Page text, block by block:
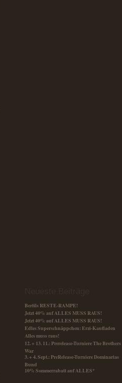
Bertils RESTE-RAMPE!
Jetzt 40% auf ALLES MUSS RAUS!
Jetzt 40% auf ALLES MUSS RAUS!
Edles Superschnäppchen: Erzi-Kaufladen
Alles muss raus!
12. + 13. 11.: Prerelease-Turniere The Brothers
War
3. + 4. Sept.: PreRelease-Turniere Dominarias
Bund
10% Sommerrabatt auf ALLES*